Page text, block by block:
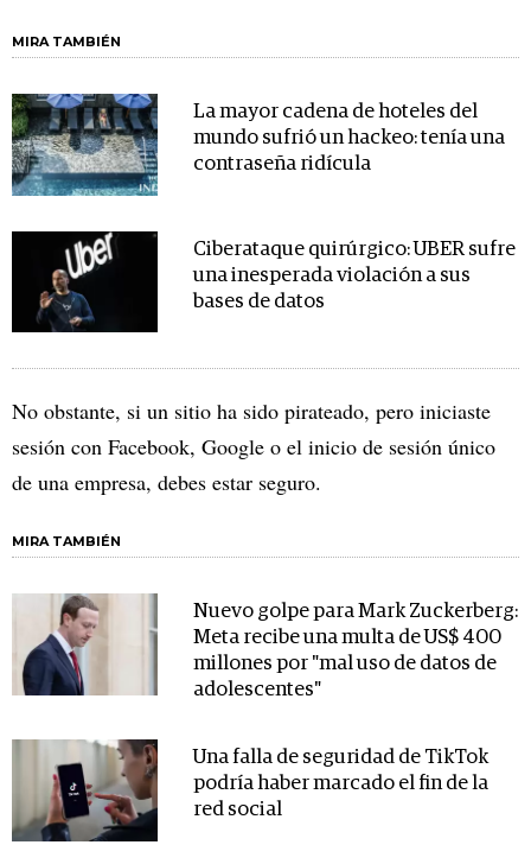
MIRA TAMBIÉN
La mayor cadena de hoteles del
mundo sufrió un hackeo: tenía una
contraseña ridícula
Ciberataque quirúrgico: UBER sufre
una inesperada violación a sus
bases de datos
No obstante, si un sitio ha sido pirateado, pero iniciaste
sesión con Facebook, Google o el inicio de sesión único
de una empresa, debes estar seguro.
MIRA TAMBIÉN
Nuevo golpe para Mark Zuckerberg:
Meta recibe una multa de US$ 400
millones por "mal uso de datos de
adolescentes"
Una falla de seguridad de TikTok
podría haber marcado el fin de la
red social